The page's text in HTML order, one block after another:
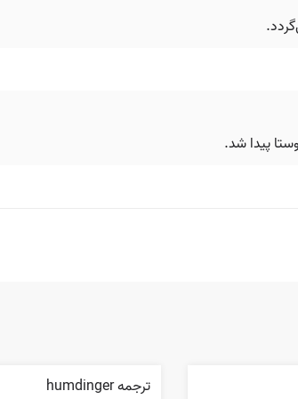
پیدا شد.
ترجمه humdinger